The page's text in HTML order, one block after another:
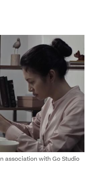
association with Go Studio